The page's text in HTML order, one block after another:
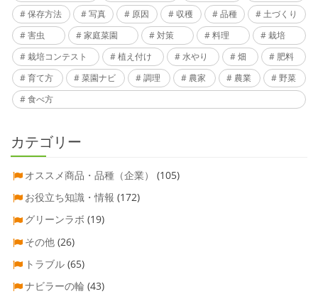
保存方法
写真 原因 収穫 品種
土づくり
害虫
家庭菜園 対策 料理
栽培
栽培コンテスト
植え付け 水やり 畑
肥料
育て方
菜園ナビ 調理 農家 農業
野菜
食べ方
カテゴリー
オススメ商品・品種（企業）
(105)
お役立ち知識・情報 (172)
グリーンラボ (19)
その他 (26)
トラブル (65)
ナビラーの輪 (43)